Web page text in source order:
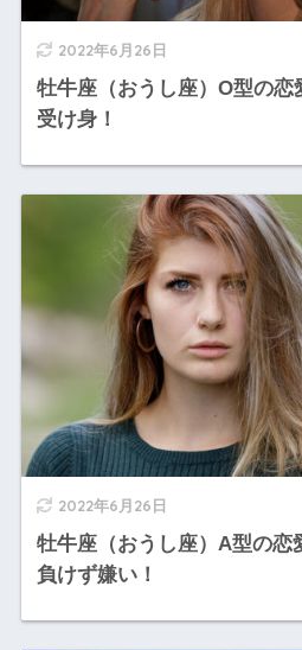
2022年6月26日
牡牛座（おうし座）O型の恋
受け身！
2022年6月26日
牡牛座（おうし座）A型の恋
負けず嫌い！